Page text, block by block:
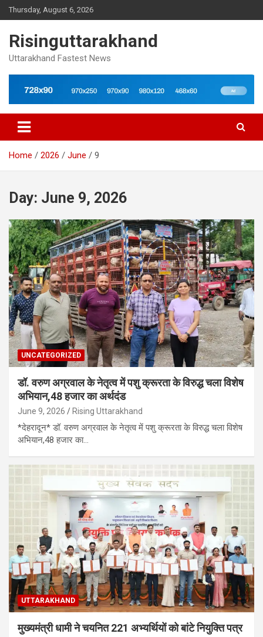
Skip
to
Thursday, August 6, 2026
Risinguttarakhand
Uttarakhand Fastest News
Home 2026 June 9
Day: June 9, 2026
UNCATEGORIZED
डॉ. वरुण अग्रवाल के नेतृत्व में पशु क्रूरता के विरुद्ध चला विशेष
अभियान,48 हजार का अर्थदंड
June 9, 2026 Rising Uttarakhand
*देहरादून* डॉ. वरुण अग्रवाल के नेतृत्व में पशु क्रूरता के विरुद्ध चला विशेष
अभियान,48 हजार का…
UTTARAKHAND
मुख्यमंत्री धामी ने चयनित 221 अभ्यर्थियों को बांटे नियुक्ति पत्र